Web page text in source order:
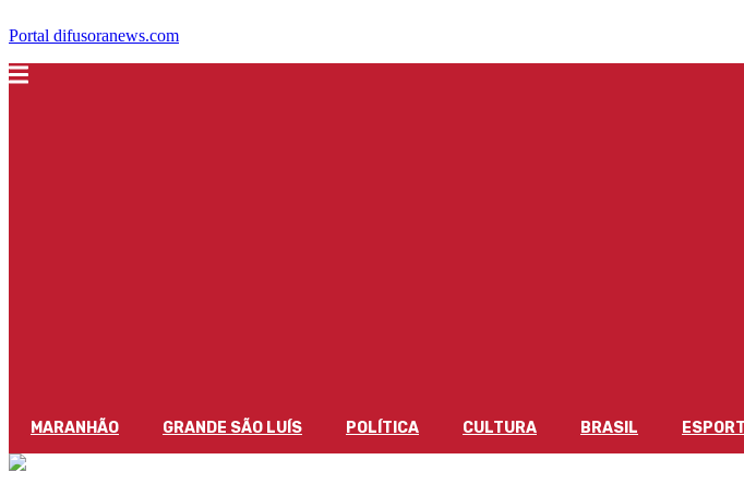
Portal difusoranews.com
MARANHÃO GRANDE SÃO LUÍS POLÍTICA CULTURA BRASIL